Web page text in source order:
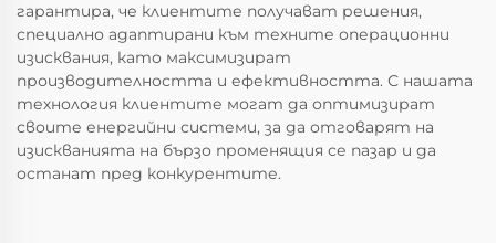
гарантира, че клиентите получават решения,
специално адаптирани към техните операционни
изисквания, като максимизират
производителността и ефективността. С нашата
технология клиентите могат да оптимизират
своите енергийни системи, за да отговарят на
изискванията на бързо променящия се пазар и да
останат пред конкурентите.